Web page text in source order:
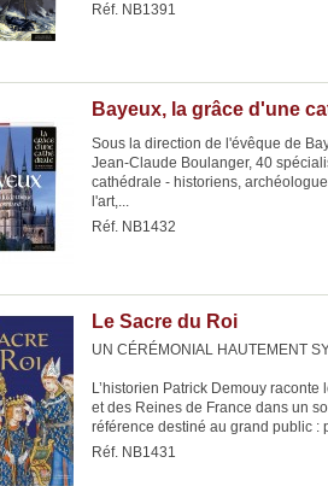
Réf. NB1391
Bayeux, la grâce d'une
Sous la direction de l'évêque de
Jean-Claude Boulanger, 40
cathédrale - historiens,
l'art,...
Réf. NB1432
Le Sacre du Roi
UN CÉRÉMONIAL HAUTEMENT
L’historien Patrick Demouy raconte
et des Reines de France dans un
référence destiné au grand public :
Réf. NB1431